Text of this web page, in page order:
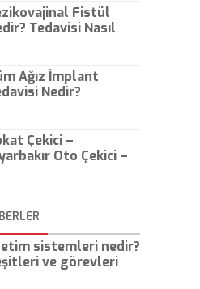
Fistül
Tedavisi Nasıl
Ağız İmplant
Nedir?
Çekici –
Oto Çekici –
sistemleri nedir?
ve görevleri